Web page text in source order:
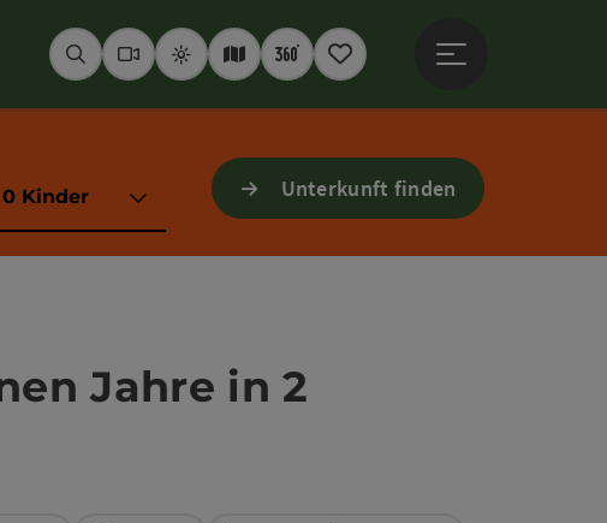
SuchenWebcams
WetterInteraktive Karte
360° Panoramen
Merkzettel
0 Kinder Unterkunft finden
Jahre in 2